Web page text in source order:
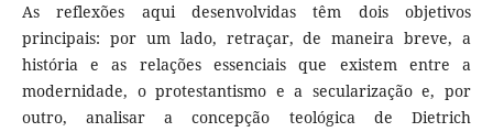
As reflexões aqui desenvolvidas têm dois objetivos
principais: por um lado, retraçar, de maneira breve, a
história e as relações essenciais que existem entre a
modernidade, o protestantismo e a secularização e, por
outro, analisar a concepção teológica de Dietrich